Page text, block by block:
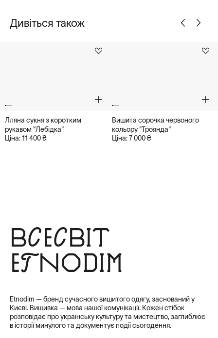
Дивіться також
Лляна сукня з коротким
рукавом "Лебідка"
Ціна: 11 400 ₴
Вишита сорочка червоного
кольору "Троянда"
Ціна: 7 000 ₴
Всесвіт
Etnodim
Etnodim — бренд сучасного вишитого одягу, заснований у
Києві. Вишивка — мова нашої комунікації. Кожен стібок
розповідає про українську культуру та мистецтво, заглиблює
в історії минулого та документує події сьогодення.